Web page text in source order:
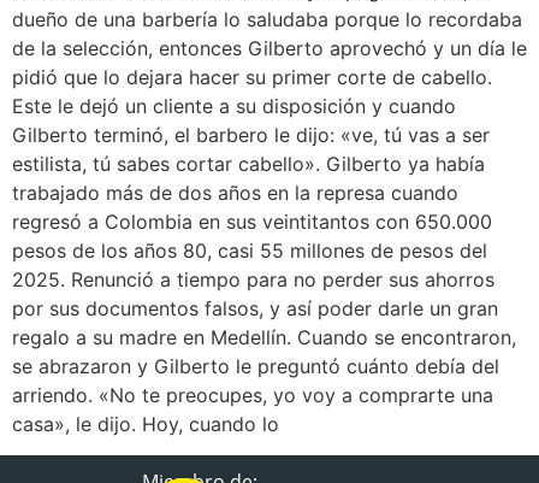
dueño de una barbería lo saludaba porque lo recordaba
de la selección, entonces Gilberto aprovechó y un día le
pidió que lo dejara hacer su primer corte de cabello.
Este le dejó un cliente a su disposición y cuando
Gilberto terminó, el barbero le dijo: «ve, tú vas a ser
estilista, tú sabes cortar cabello». Gilberto ya había
trabajado más de dos años en la represa cuando
regresó a Colombia en sus veintitantos con 650.000
pesos de los años 80, casi 55 millones de pesos del
2025. Renunció a tiempo para no perder sus ahorros
por sus documentos falsos, y así poder darle un gran
regalo a su madre en Medellín. Cuando se encontraron,
se abrazaron y Gilberto le preguntó cuánto debía del
arriendo. «No te preocupes, yo voy a comprarte una
casa», le dijo. Hoy, cuando lo